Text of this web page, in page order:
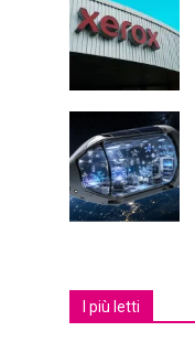
I più letti